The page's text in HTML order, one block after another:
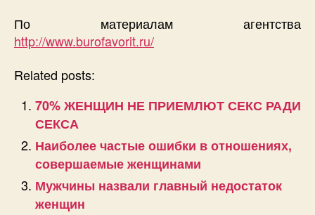
По материалам агентства
http://www.burofavorit.ru/
Related posts:
70% ЖЕНЩИН НЕ ПРИЕМЛЮТ СЕКС РАДИ
СЕКСА
Наиболее частые ошибки в отношениях,
совершаемые женщинами
Мужчины назвали главный недостаток
женщин